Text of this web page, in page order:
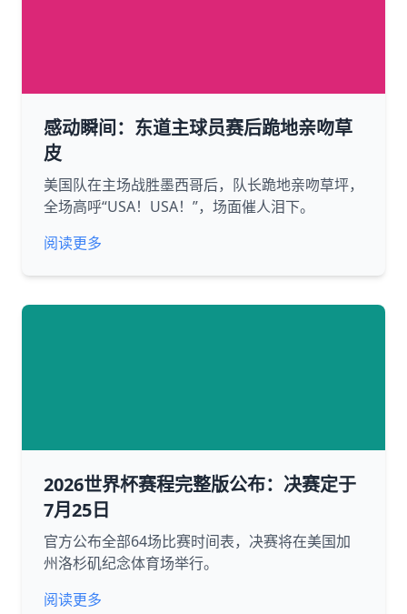
感动瞬间：东道主球员赛后跪地亲吻草
皮
美国队在主场战胜墨西哥后，队长跪地亲吻草坪，
全场高呼“USA！USA！”，场面催人泪下。
阅读更多
2026世界杯赛程完整版公布：决赛定于
7月25日
官方公布全部64场比赛时间表，决赛将在美国加
州洛杉矶纪念体育场举行。
阅读更多